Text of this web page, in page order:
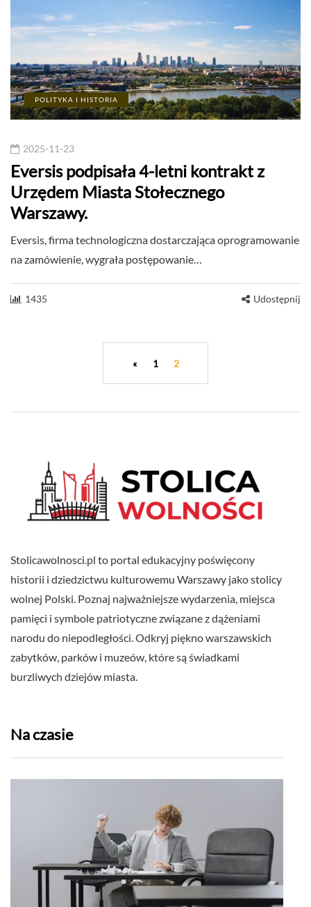
POLITYKA I HISTORIA
2025-11-23
Eversis podpisała 4-letni kontrakt z
Urzędem Miasta Stołecznego
Warszawy.
Eversis, firma technologiczna dostarczająca oprogramowanie
na zamówienie, wygrała postępowanie…
1435 Udostępnij
« 1 2
Stolicawolnosci.pl to portal edukacyjny poświęcony
historii i dziedzictwu kulturowemu Warszawy jako stolicy
wolnej Polski. Poznaj najważniejsze wydarzenia, miejsca
pamięci i symbole patriotyczne związane z dążeniami
narodu do niepodległości. Odkryj piękno warszawskich
zabytków, parków i muzeów, które są świadkami
burzliwych dziejów miasta.
Na czasie